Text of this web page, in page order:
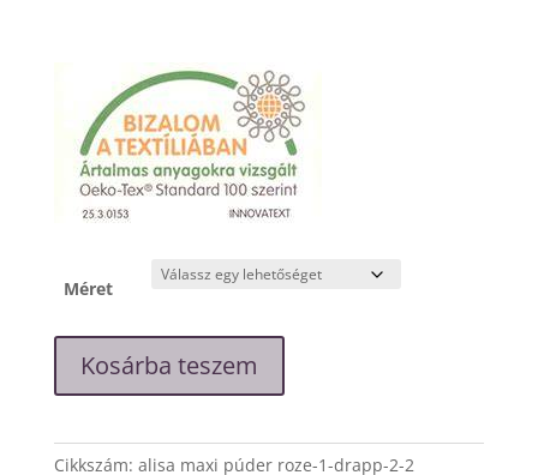
Méret
maxi
zöld
virágos
Kosárba teszem
Cikkszám: alisa maxi púder roze-1-drapp-2-2